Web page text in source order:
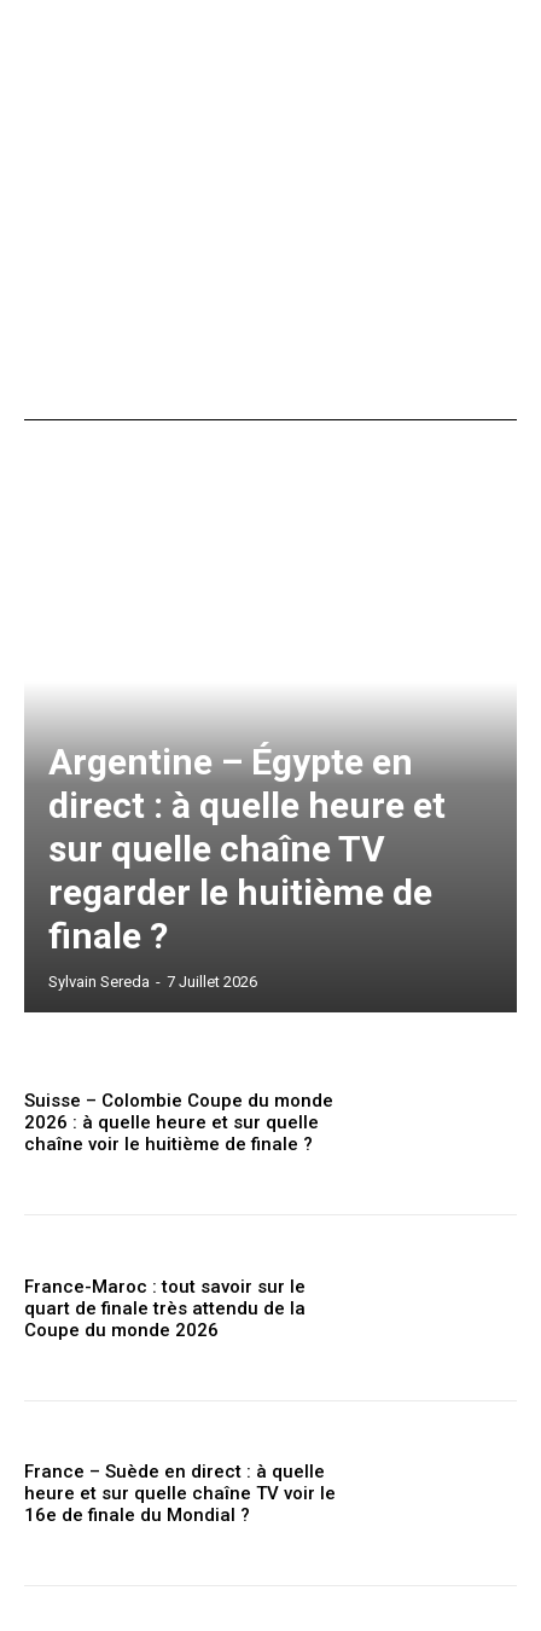
Argentine – Égypte en
direct : à quelle heure et
sur quelle chaîne TV
regarder le huitième de
finale ?
Sylvain Sereda - 7 Juillet 2026
Suisse – Colombie Coupe du monde
2026 : à quelle heure et sur quelle
chaîne voir le huitième de finale ?
France-Maroc : tout savoir sur le
quart de finale très attendu de la
Coupe du monde 2026
France – Suède en direct : à quelle
heure et sur quelle chaîne TV voir le
16e de finale du Mondial ?